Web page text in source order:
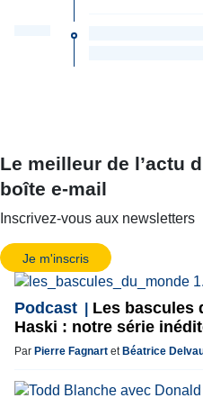
Le meilleur de l’actu
boîte e-mail
Inscrivez-vous aux newsletters
Je m'inscris
Podcast
Les bascules
Haski : notre série
Par Pierre Fagnart et Béatrice